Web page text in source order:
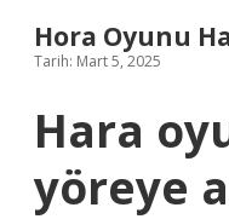
Hora Oyunu
Tarih: Mart 5, 2025
Hara
yöreye